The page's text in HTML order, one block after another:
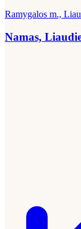
Ramygalos m.,
Namas,